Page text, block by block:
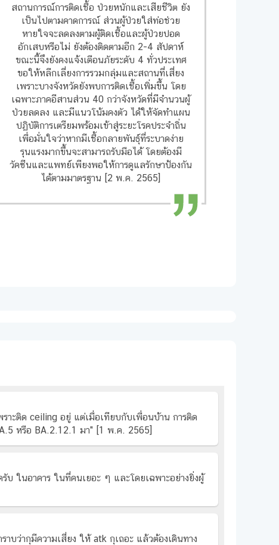
สถานการณ์การติดเชื้อ ป่วยหนักและเสียชีวิต ยัง
เป็นไปตามคาดการณ์ ส่วนผู้ป่วยใส่ท่อช่วย
หายใจจะลดลงตามผู้ติดเชื้อและผู้ป่วยปอด
อักเสบหรือไม่ ยังต้องติดตามอีก 2-4 สัปดาห์
ขณะนี้จึงยังคงแจ้งเตือนภัยระดับ 4 ทั่วประเทศ
ขอให้หลีกเลี่ยงการรวมกลุ่มและสถานที่เสี่ยง
เพราะบางจังหวัดยังพบการติดเชื้อเพิ่มขึ้น โดย
เฉพาะภาคอีสานส่วน 40 กว่าจังหวัดที่มีจำนวนผู้
ป่วยลดลง และมีแนวโน้มคงตัว ได้ให้จัดทำแผน
ปฏิบัติการเตรียมพร้อมเข้าสู่ระยะโรคประจำถิ่น
เพื่อมั่นใจว่าหากมีเชื้อกลายพันธุ์ที่ระบาดง่าย
รุนแรงมากขึ้นจะสามารถรับมือได้ โดยต้องมี
วัคซีนและแพทย์เพียงพอให้การดูแลรักษาป้องกัน
ได้ตามมาตรฐาน [2 พ.ค. 2565]
ราะติด ceiling อยู่ แต่เมื่อเทียบกับเพื่อนบ้าน การติด
หรือ BA.2.12.1 มา" [1 พ.ค. 2565]
บ ในอาคาร ในที่คนเยอะ ๆ และโดยเฉพาะอย่างยิ่งผู้
ว่ากุมีความเสี่ยง ให้ atk กุเถอะ แล้วต้องเดินทาง